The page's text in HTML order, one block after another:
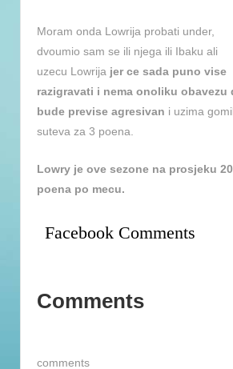
Moram onda Lowrija probati under,
dvoumio sam se ili njega ili Ibaku ali
uzecu Lowrija jer ce sada puno vise
razigravati i nema onoliku obavezu
bude previse agresivan i uzima
suteva za 3 poena.
Lowry je ove sezone na prosjeku
poena po mecu.
Facebook Comments
Comments
comments